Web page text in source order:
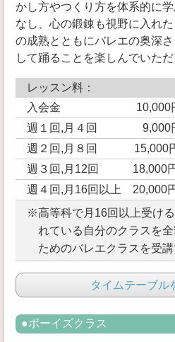
かし方やつくり方を体系的に
なし、心の鍛錬も視野に入れ
の成熟とともにバレエの奥深
して踊ることを楽しんでいた
レッスン料：
入会金 10,000
週１回,月４回 9,000
週２回,月８回 15,000
週３回,月12回 18,000
週４回,月16回以上 20,000
※高等科で月16回以上受け
れている自分のクラスを
ためのバレエクラスを受講
タイムテーブル
●ボーイズクラス